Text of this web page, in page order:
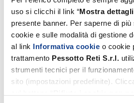
uso si clicchi il link “Mostra dettagli
presente banner. Per saperne di
cookie e sulle modalità di gestione
al link Informativa cookie o cookie
trattamento Pessotto Reti S.r.l.
strumenti tecnici per il
sito (impostazioni predefinite).